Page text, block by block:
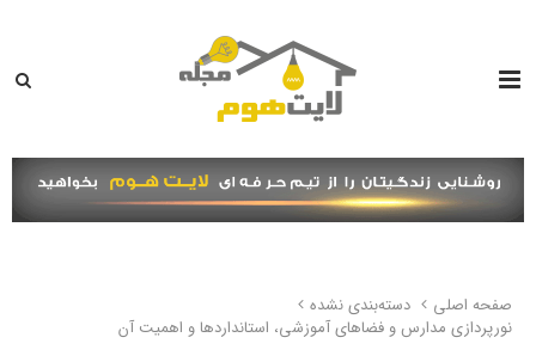
صفحه اصلی
دسته‌بندی نشده
نورپردازی مدارس و فضاهای آموزشی، استانداردها و اهمیت آن